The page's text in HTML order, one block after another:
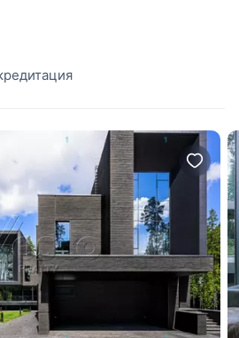
элитном поселке Сады
применением натурального
GRANITI FIANDRE, мебель и